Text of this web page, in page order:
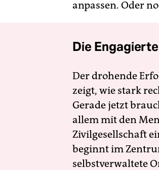
anpassen. Oder
Die
Der drohende
zeigt, wie stark
Gerade jetzt
allem mit den
Zivilgesellschaft
beginnt im
selbstverwaltete